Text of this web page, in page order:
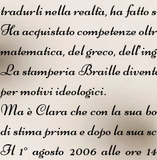
tradurli nella realtà, ha fatto
Ha acquistato competenze
matematica, del greco,
La stamperia Braille diventa
per motivi ideologici.
Ma è Clara che con la sua
di stima prima e dopo la sua
Il 1° agosto 2006 alle ore